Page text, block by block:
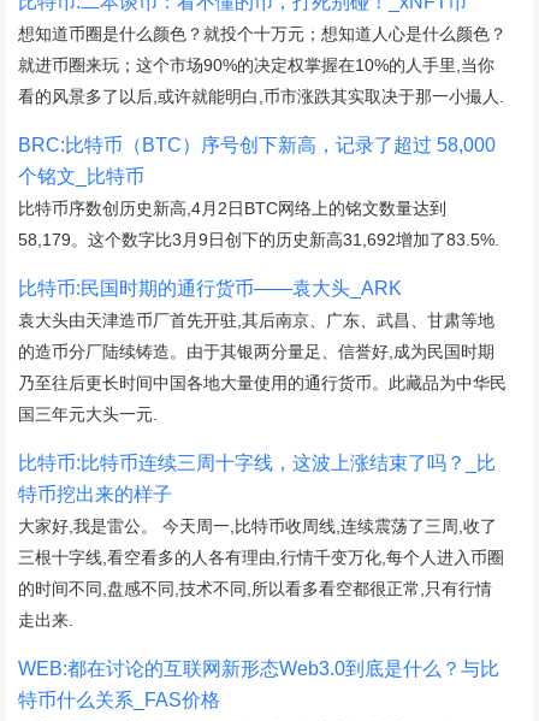
想知道币圈是什么颜色？就投个十万元；想知道人心是什么颜色？
就进币圈来玩；这个市场90%的决定权掌握在10%的人手里,当你
看的风景多了以后,或许就能明白,币市涨跌其实取决于那一小撮人.
BRC:比特币（BTC）序号创下新高，记录了超过 58,000
个铭文_比特币
比特币序数创历史新高,4月2日BTC网络上的铭文数量达到
58,179。这个数字比3月9日创下的历史新高31,692增加了83.5%.
比特币:民国时期的通行货币——袁大头_ARK
袁大头由天津造币厂首先开驻,其后南京、广东、武昌、甘肃等地
的造币分厂陆续铸造。由于其银两分量足、信誉好,成为民国时期
乃至往后更长时间中国各地大量使用的通行货币。此藏品为中华民
国三年元大头一元.
比特币:比特币连续三周十字线，这波上涨结束了吗？_比
特币挖出来的样子
大家好,我是雷公。 今天周一,比特币收周线,连续震荡了三周,收了
三根十字线,看空看多的人各有理由,行情千变万化,每个人进入币圈
的时间不同,盘感不同,技术不同,所以看多看空都很正常,只有行情
走出来.
WEB:都在讨论的互联网新形态Web3.0到底是什么？与比
特币什么关系_FAS价格